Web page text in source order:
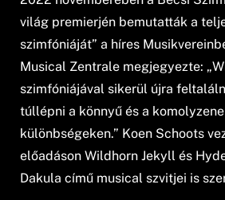
világ premierjén bemutatták a
szimfóniáját” a híres
Musical Zentrale megjegyezte:
szimfóniájával sikerül újra
túllépni a könnyű és a
különbségeken.” Koen Schoots
előadáson Wildhorn Jekyll és
Dakula című musical szvitjei is